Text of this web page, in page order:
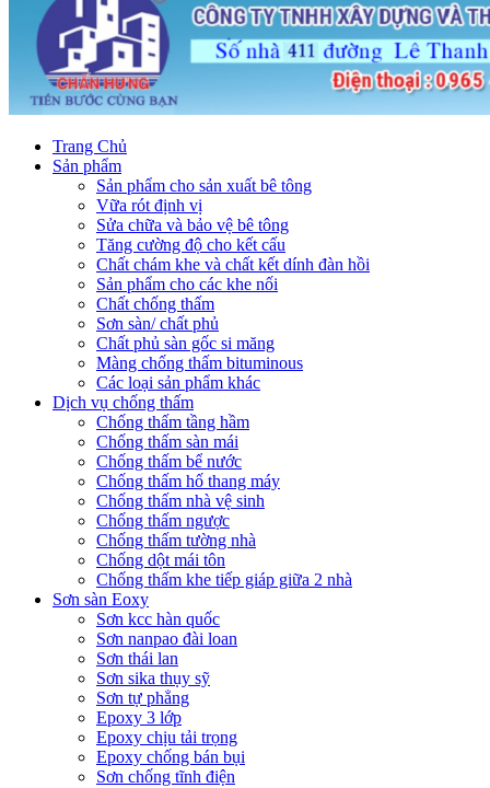
Trang Chủ
Sản phẩm
Sản phẩm cho sản xuất bê tông
Vữa rót định vị
Sửa chữa và bảo vệ bê tông
Tăng cường độ cho kết cấu
Chất chám khe và chất kết dính đàn hồi
Sản phẩm cho các khe nối
Chất chống thấm
Sơn sàn/ chất phủ
Chất phủ sàn gốc si măng
Màng chống thấm bituminous
Các loại sản phẩm khác
Dịch vụ chống thấm
Chống thấm tầng hầm
Chống thấm sàn mái
Chống thấm bể nước
Chống thấm hố thang máy
Chống thấm nhà vệ sinh
Chống thấm ngược
Chống thấm tường nhà
Chống dột mái tôn
Chống thấm khe tiếp giáp giữa 2 nhà
Sơn sàn Eoxy
Sơn kcc hàn quốc
Sơn nanpao đài loan
Sơn thái lan
Sơn sika thụy sỹ
Sơn tự phẳng
Epoxy 3 lớp
Epoxy chịu tải trọng
Epoxy chống bán bụi
Sơn chống tĩnh điện